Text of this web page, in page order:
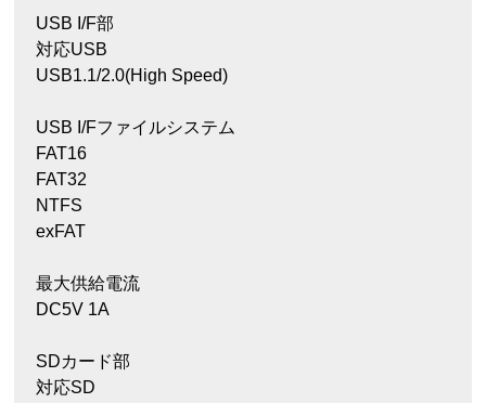
USB I/F部
対応USB
USB1.1/2.0(High Speed)
USB I/Fファイルシステム
FAT16
FAT32
NTFS
exFAT
最大供給電流
DC5V 1A
SDカード部
対応SD